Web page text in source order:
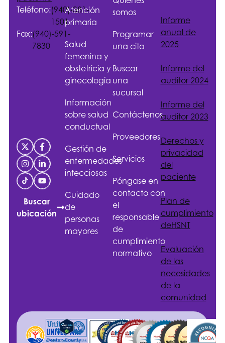
Teléfono:(940)-381-
1501
Fax:(940)-591-
7830
Buscar
ubicación
Atención
primaria
Salud
femenina y
obstetricia y
ginecología
Información
sobre salud
conductual
Gestión de
enfermedades
infecciosas
Cuidado
de
personas
mayores
somos
Programar
una cita
Buscar
una
sucursal
Contáctenos
Proveedores
Servicios
Póngase en
contacto con
el
responsable
de
cumplimiento
normativo
Informe
anual de
2025
Informe del
auditor 2024
Informe del
auditor 2023
Derechos y
privacidad
del
paciente
Plan de
cumplimiento
deHSNT
Evaluación
de las
necesidades
de la
comunidad